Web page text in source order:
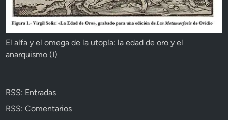
El alfa y el omega de la utopía: la edad de oro y el
anarquismo (I)
RSS: Entradas
RSS: Comentarios